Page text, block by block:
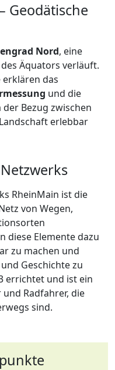
Geodätische
Nord, eine
Äquators verläuft.
das
und die
Bezug zwischen
erlebbar
RheinMain ist die
von Wegen,
diese Elemente dazu
zu machen und
Geschichte zu
errichtet und ist ein
Radfahrer, die
sind.